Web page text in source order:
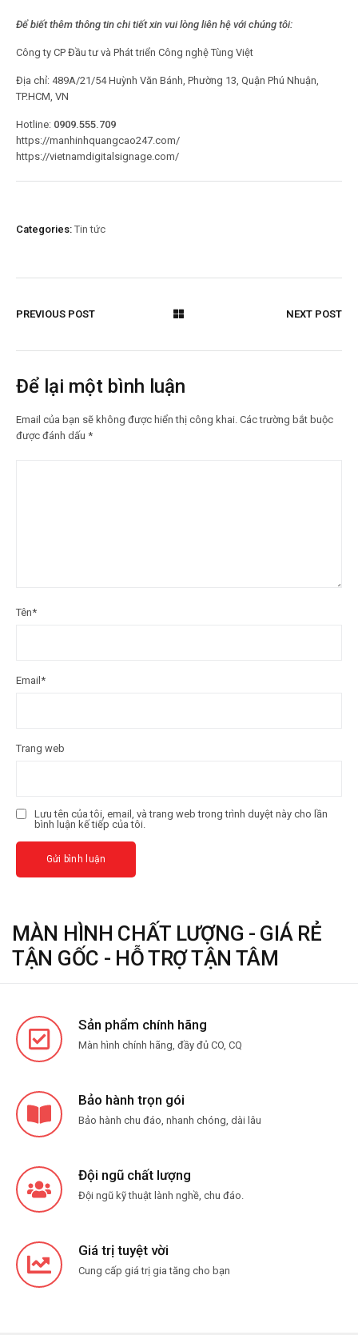
Để biết thêm thông tin chi tiết xin vui lòng liên hệ với chúng tôi:
Công ty CP Đầu tư và Phát triển Công nghệ Tùng Việt
Địa chỉ: 489A/21/54 Huỳnh Văn Bánh, Phường 13, Quận Phú Nhuận,
TP.HCM, VN
Hotline: 0909.555.709
https://manhinhquangcao247.com/
https://vietnamdigitalsignage.com/
Categories: Tin tức
PREVIOUS POST NEXT POST
Để lại một bình luận
Email của bạn sẽ không được hiển thị công khai. Các trường bắt buộc
được đánh dấu *
Tên*
Email*
Trang web
Lưu tên của tôi, email, và trang web trong trình duyệt này cho lần
bình luận kế tiếp của tôi.
MÀN HÌNH CHẤT LƯỢNG - GIÁ RẺ
TẬN GỐC - HỖ TRỢ TẬN TÂM
Sản phẩm chính hãng
Màn hình chính hãng, đầy đủ CO, CQ
Bảo hành trọn gói
Bảo hành chu đáo, nhanh chóng, dài lâu
Đội ngũ chất lượng
Đội ngũ kỹ thuật lành nghề, chu đáo.
Giá trị tuyệt vời
Cung cấp giá trị gia tăng cho bạn